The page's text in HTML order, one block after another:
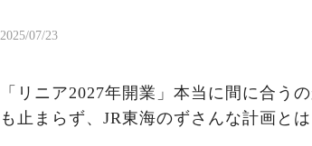
2025/07/23
「リニア2027年開業」本当に間に合う
も止まらず、JR東海のずさんな計画とは